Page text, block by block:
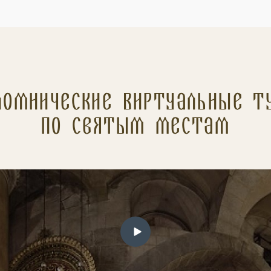
Виртуальные
по святым местам